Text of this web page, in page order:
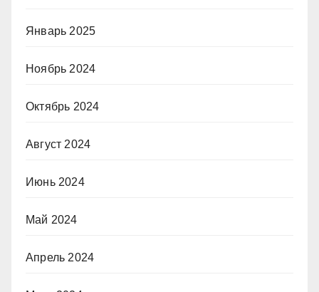
Январь 2025
Ноябрь 2024
Октябрь 2024
Август 2024
Июнь 2024
Май 2024
Апрель 2024